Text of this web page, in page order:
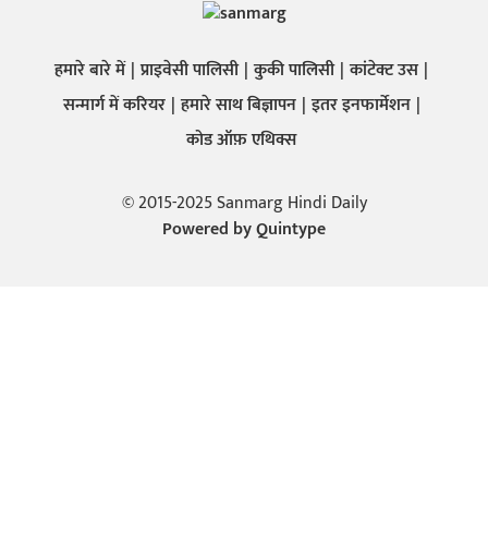
हमारे बारे में प्राइवेसी पालिसी कुकी पालिसी कांटेक्ट उस
सन्मार्ग में करियर हमारे साथ बिज्ञापन इतर इनफार्मेशन
कोड ऑफ़ एथिक्स
© 2015-2025 Sanmarg Hindi Daily
Powered byQuintype